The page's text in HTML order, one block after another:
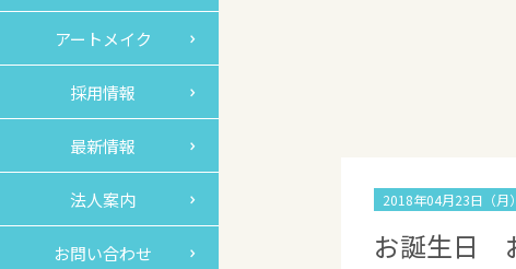
アートメイク
採用情報
最新情報
法人案内
お問い合わせ
2018年04月23日（月）
お誕生日